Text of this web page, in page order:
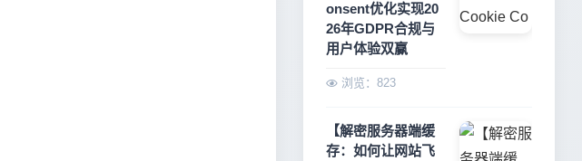
onsent优化实现20
26年GDPR合规与
用户体验双赢
浏览：823
【解密服务器端缓
存：如何让网站飞